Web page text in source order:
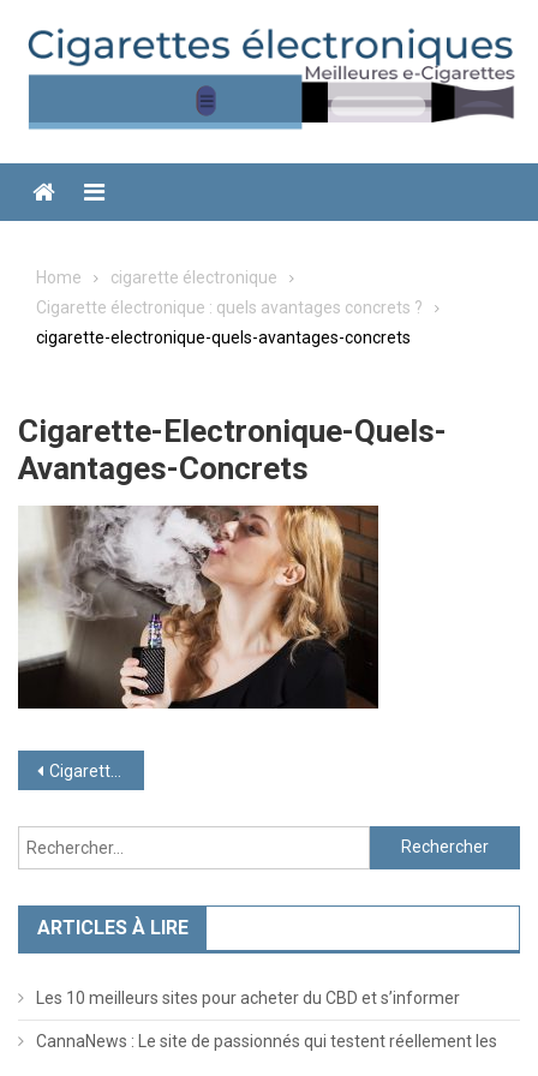
content
Menu
Home
cigarette électronique
Cigarette électronique : quels avantages concrets ?
cigarette-electronique-quels-avantages-concrets
Cigarette-Electronique-Quels-
Avantages-Concrets
Navigation
de
l’article
Cigarette électronique : quels avantages concrets ?
Rechercher :
ARTICLES À LIRE
Les 10 meilleurs sites pour acheter du CBD et s’informer
CannaNews : Le site de passionnés qui testent réellement les